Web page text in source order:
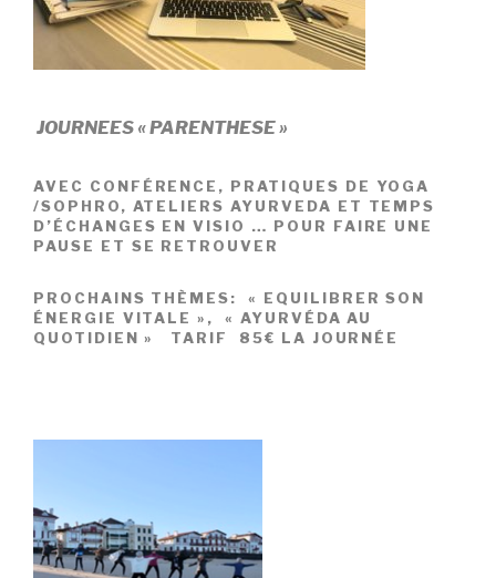
JOURNEES « PARENTHESE »
AVEC CONFÉRENCE, PRATIQUES DE YOGA
/SOPHRO, ATELIERS AYURVEDA ET TEMPS
D’ÉCHANGES EN VISIO … POUR FAIRE UNE
PAUSE ET SE RETROUVER
PROCHAINS THÈMES:« EQUILIBRER SON
ÉNERGIE VITALE », « AYURVÉDA AU
QUOTIDIEN » TARIF 85€ LA JOURNÉE